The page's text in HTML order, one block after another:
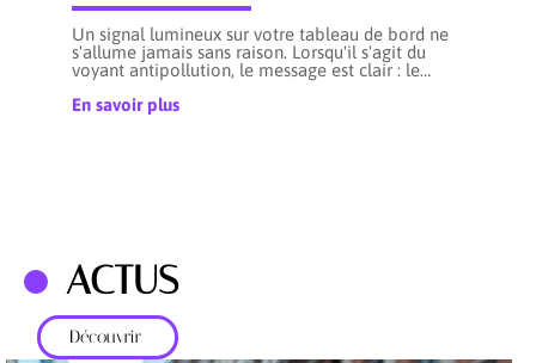
Un signal lumineux sur votre tableau de bord ne
s'allume jamais sans raison. Lorsqu'il s'agit du
voyant antipollution, le message est clair : le…
En savoir plus
ACTUS
Découvrir